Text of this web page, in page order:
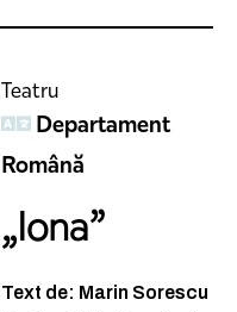
Teatru
Departament
Română
„Iona”
Text de: Marin Sorescu